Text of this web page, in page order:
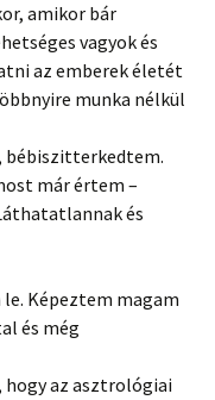
amikor bár
vagyok és
az emberek életét
munka nélkül
bébiszitterkedtem.
már értem –
és
Képeztem magam
és még
az asztrológiai